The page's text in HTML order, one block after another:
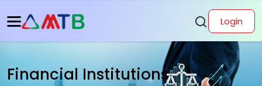
Login
Financial Institutions